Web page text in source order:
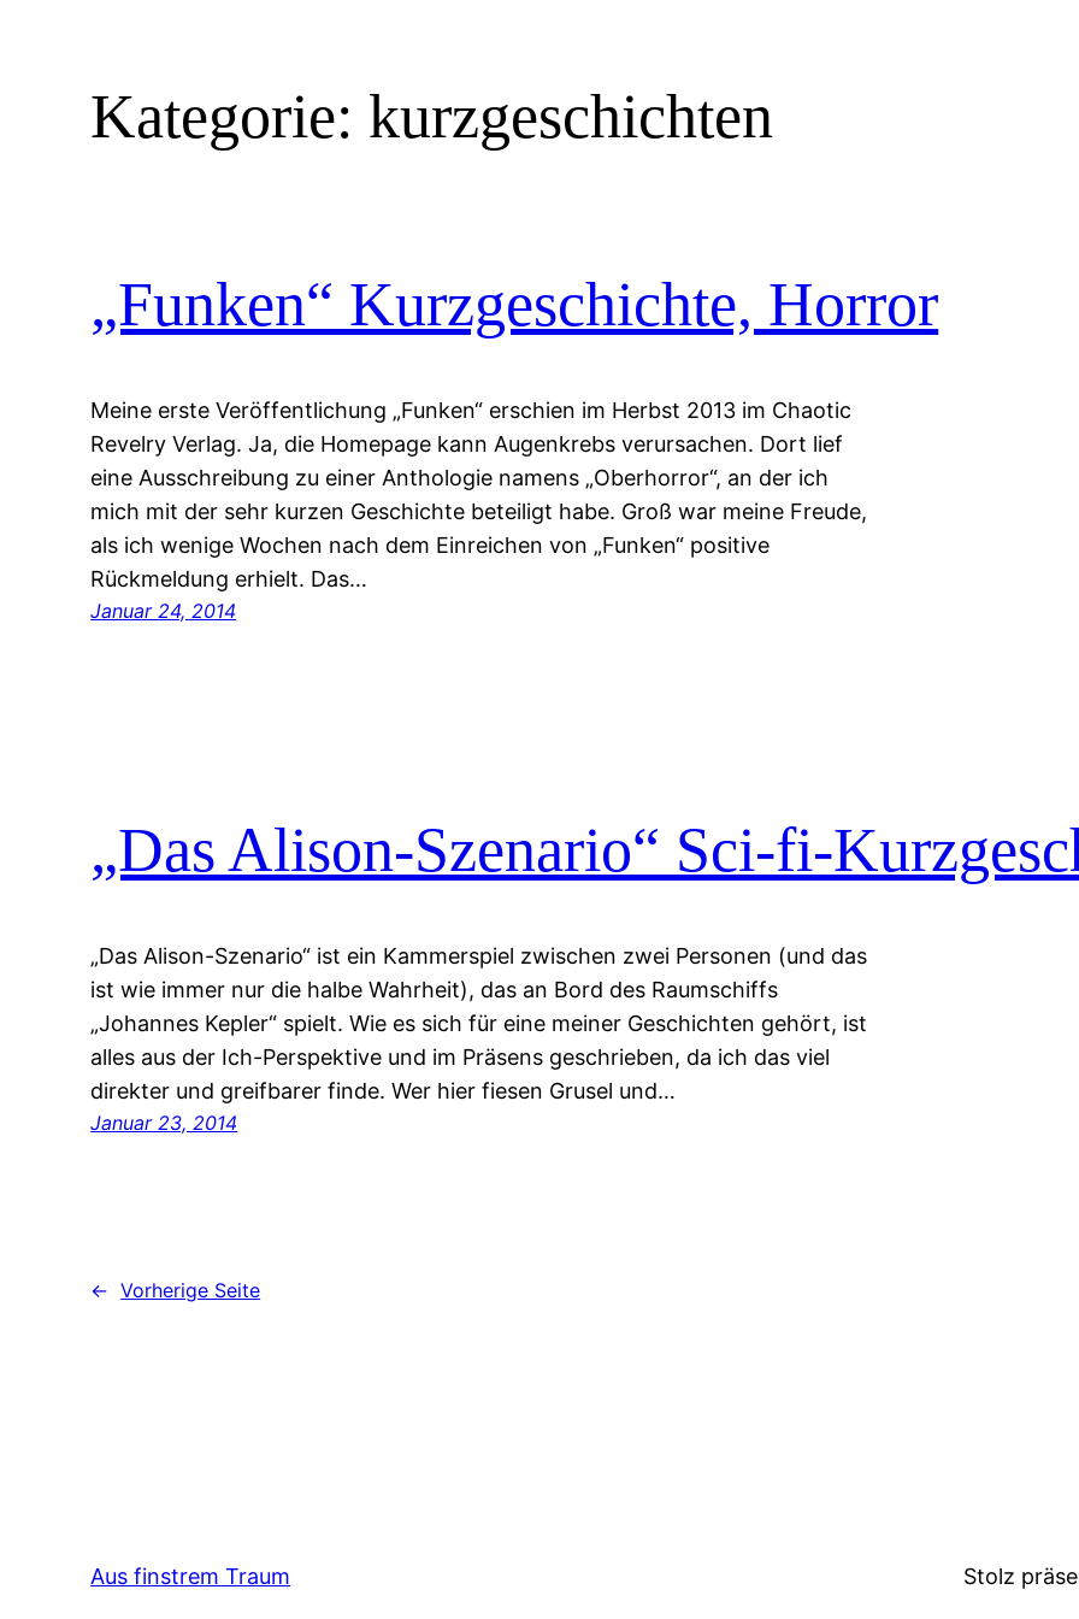
Kategorie: kurzgeschichten
„Funken“ Kurzgeschichte, Horror
Meine erste Veröffentlichung „Funken“ erschien im Herbst 2013 im Chaotic
Revelry Verlag. Ja, die Homepage kann Augenkrebs verursachen. Dort lief
eine Ausschreibung zu einer Anthologie namens „Oberhorror“, an der ich
mich mit der sehr kurzen Geschichte beteiligt habe. Groß war meine Freude,
als ich wenige Wochen nach dem Einreichen von „Funken“ positive
Rückmeldung erhielt. Das…
Januar 24, 2014
„Das Alison-Szenario“ Sci-fi-
„Das Alison-Szenario“ ist ein Kammerspiel zwischen zwei Personen (und das
ist wie immer nur die halbe Wahrheit), das an Bord des Raumschiffs
„Johannes Kepler“ spielt. Wie es sich für eine meiner Geschichten gehört, ist
alles aus der Ich-Perspektive und im Präsens geschrieben, da ich das viel
direkter und greifbarer finde. Wer hier fiesen Grusel und…
Januar 23, 2014
← Vorherige Seite
Aus finstrem Traum Stolz